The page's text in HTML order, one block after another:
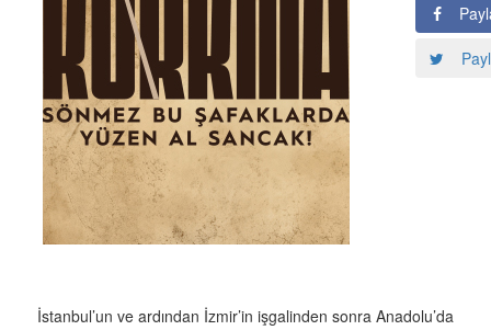
İstanbul’un ve ardından İzmir’in işgalinden sonra Anadolu’da